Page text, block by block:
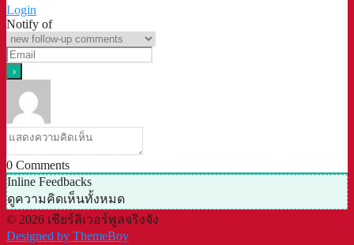
Login
Notify of
0 Comments
Inline Feedbacks
ดูความคิดเห็นทั้งหมด
© 2026 เชียร์ลิเวอร์พูลจริงจัง
Designed by ThemeBoy